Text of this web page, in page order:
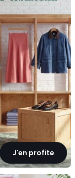
J'en profite